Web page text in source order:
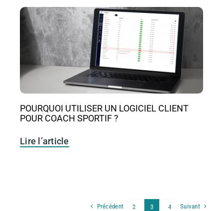
POURQUOI UTILISER UN LOGICIEL CLIENT
POUR COACH SPORTIF ?
Lire l’article
Précédent 2 3 4 Suivant